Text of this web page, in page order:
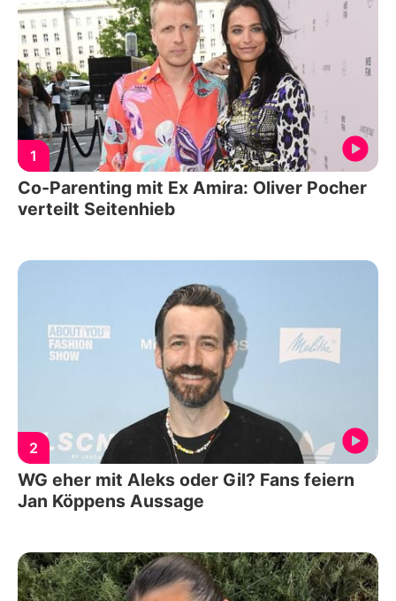
1
Co-Parenting mit Ex Amira: Oliver Pocher
verteilt Seitenhieb
2
WG eher mit Aleks oder Gil? Fans feiern
Jan Köppens Aussage